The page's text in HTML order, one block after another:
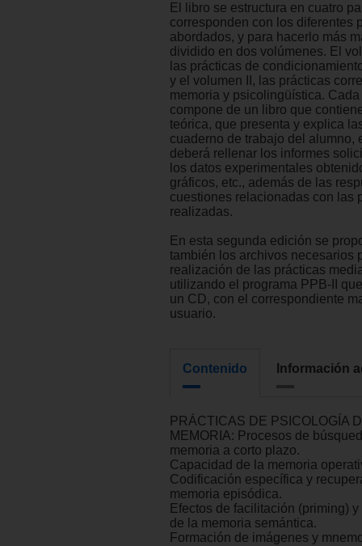
El libro se estructura en cuatro
corresponden con los diferentes
abordados, y para hacerlo más
dividido en dos volúmenes. El
las prácticas de
y el volumen II, las prácticas
memoria y psicolingüística.
compone de un libro que
teórica, que presenta y explica
cuaderno de trabajo del alumno,
deberá rellenar los informes
los datos experimentales
gráficos, etc., además de las
cuestiones relacionadas con las
realizadas.
En esta segunda edición se
también los archivos necesarios
realización de las prácticas
utilizando el programa PPB-II
un CD, con el correspondiente
usuario.
Contenido Información
PRÁCTICAS DE PSICOLOGÍA
MEMORIA: Procesos de
memoria a corto plazo.
Capacidad de la memoria
Codificación específica y
memoria episódica.
Efectos de facilitación (priming)
de la memoria semántica.
Formación de imágenes y